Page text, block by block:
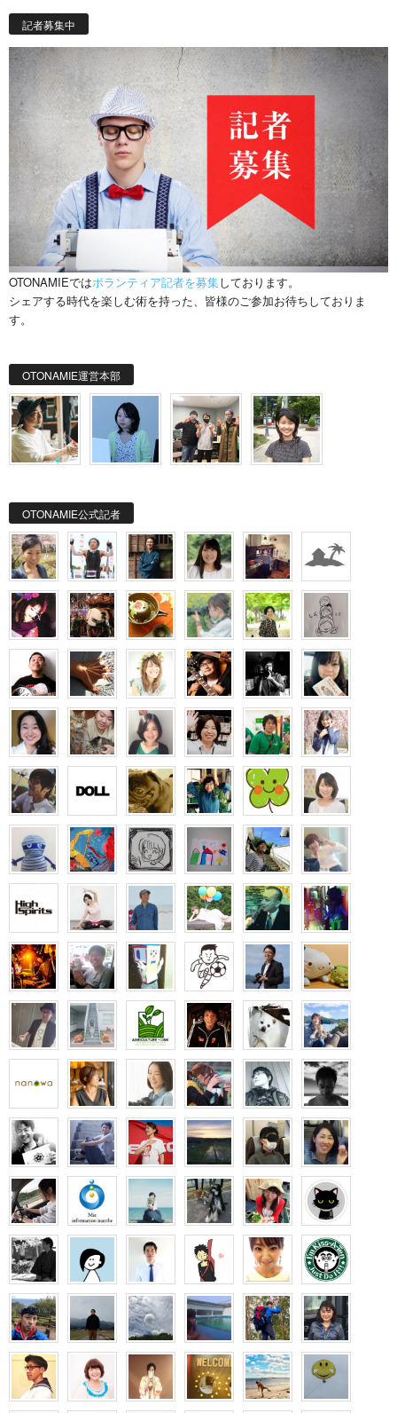
記者募集中
OTONAMIEではボランティア記者を募集しております。
シェアする時代を楽しむ術を持った、皆様のご参加お待ちしておりま
す。
OTONAMIE運営本部
OTONAMIE公式記者